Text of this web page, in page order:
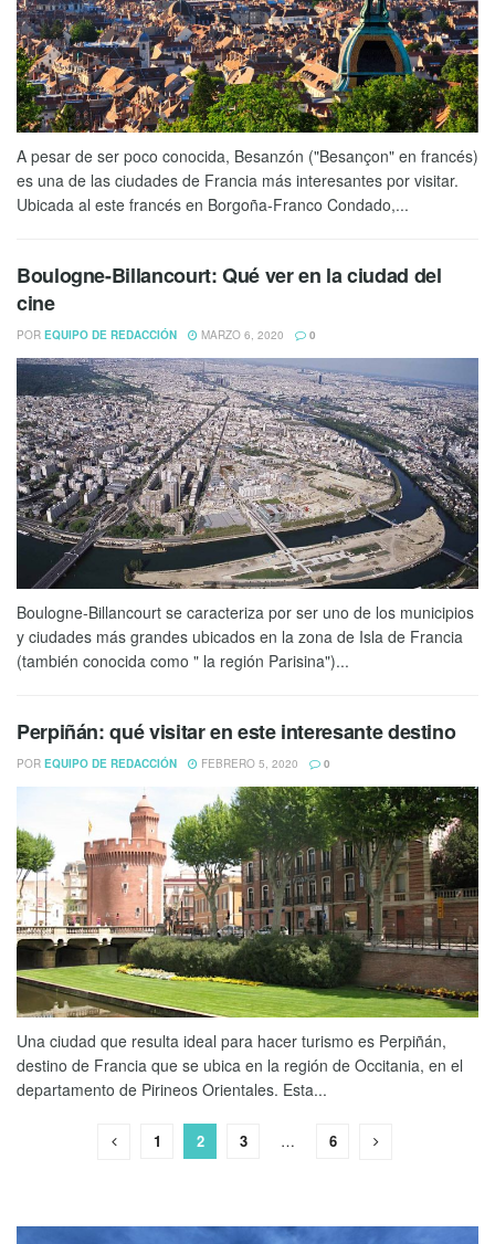
A pesar de ser poco conocida, Besanzón ("Besançon" en francés)
es una de las ciudades de Francia más interesantes por visitar.
Ubicada al este francés en Borgoña-Franco Condado,...
Boulogne-Billancourt: Qué ver en la ciudad del
cine
POR EQUIPO DE REDACCIÓN MARZO 6, 2020 0
Boulogne-Billancourt se caracteriza por ser uno de los municipios
y ciudades más grandes ubicados en la zona de Isla de Francia
(también conocida como " la región Parisina")...
Perpiñán: qué visitar en este interesante destino
POR EQUIPO DE REDACCIÓN FEBRERO 5, 2020 0
Una ciudad que resulta ideal para hacer turismo es Perpiñán,
destino de Francia que se ubica en la región de Occitania, en el
departamento de Pirineos Orientales. Esta...
1 2 3 … 6